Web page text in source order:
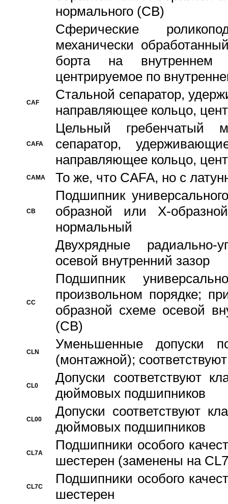
нормального (CB)
Сферические
механически
борта на внутреннем
центрируемое по
CAF
Стальной сепаратор,
направляющее кольцо,
CAFA
Цельный гребенчатый
сепаратор,
направляющее кольцо,
CAMA То же, что CAFA, но с
CB
Подшипник
образной или Х-
нормальный
Двухрядные радиально-
осевой внутренний зазор
CC
Подшипник
произвольном порядке;
образной схеме осевой
(CB)
CLN
Уменьшенные
(монтажной);
CL0
Допуски соответствуют
дюймовых подшипников
CL00
Допуски соответствуют
дюймовых подшипников
CL7A
Подшипники особого
шестерен (заменены на
CL7C
Подшипники особого
шестерен